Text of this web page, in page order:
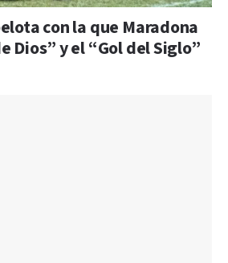
con la que Maradona
Dios” y el “Gol del Siglo”